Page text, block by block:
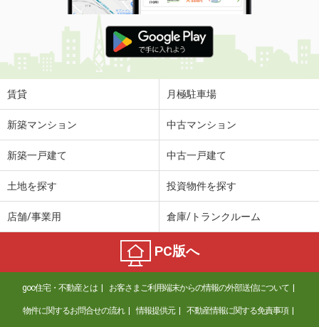
賃貸 月極駐車場
新築マンション 中古マンション
新築一戸建て 中古一戸建て
土地を探す 投資物件を探す
店舗/事業用 倉庫/トランクルーム
PC版へ
goo住宅・不動産とは お客さまご利用端末からの情報の外部送信について
物件に関するお問合せの流れ 情報提供元 不動産情報に関する免責事項